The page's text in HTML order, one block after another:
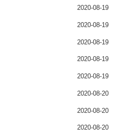
2020-08-19
2020-08-19
2020-08-19
2020-08-19
2020-08-19
2020-08-20
2020-08-20
2020-08-20